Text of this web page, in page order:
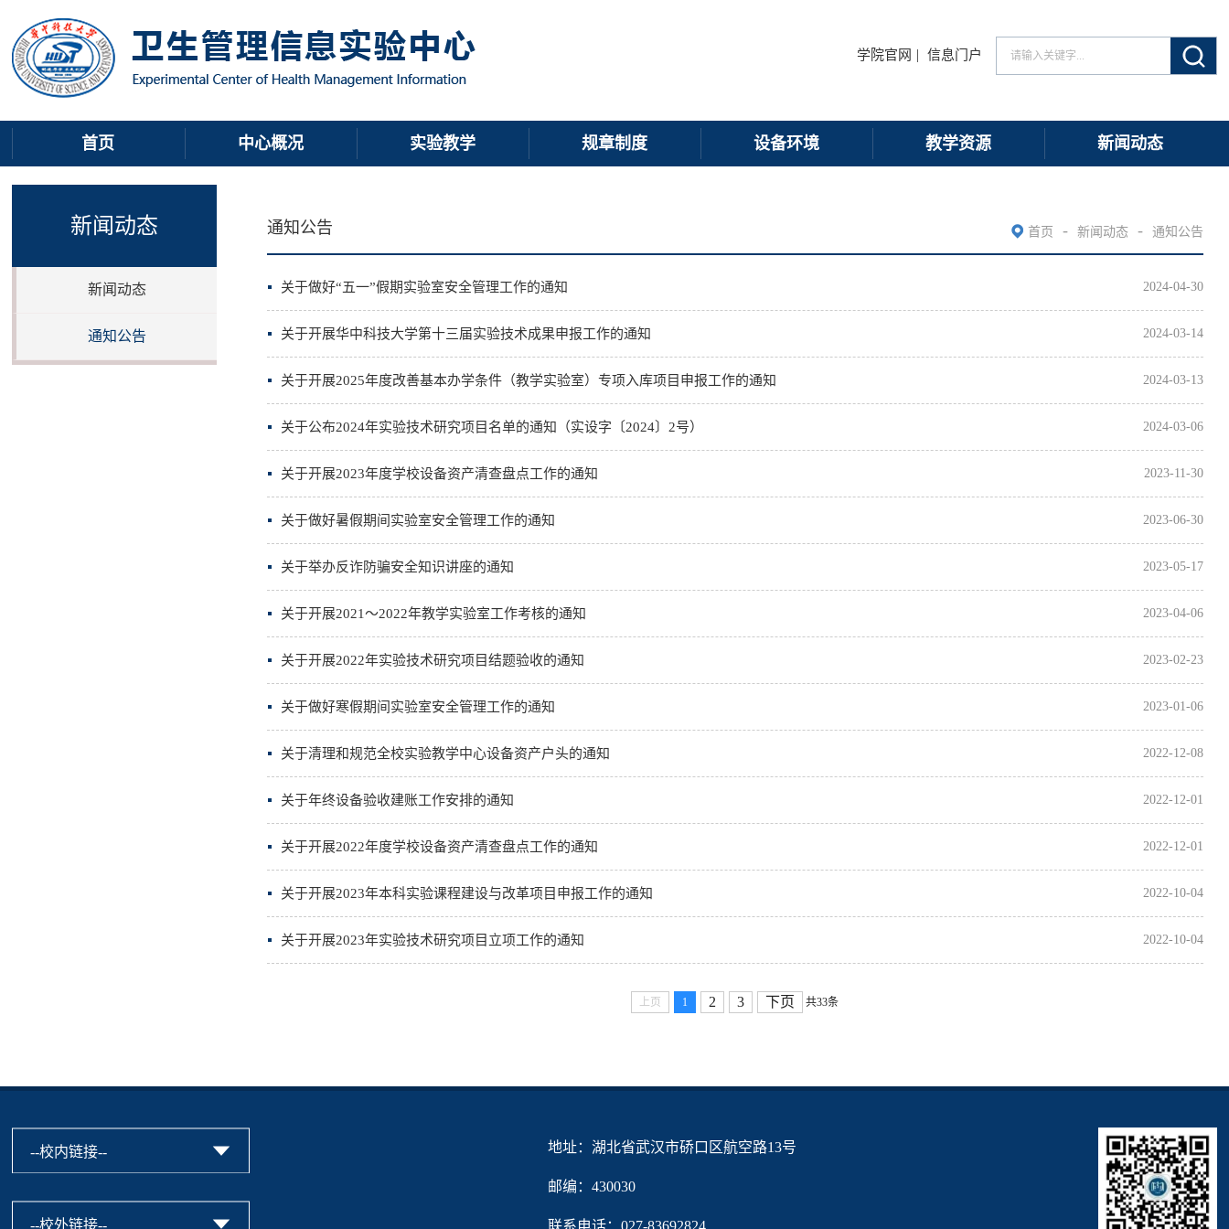
学院官网 | 信息门户
首页 中心概况 实验教学 规章制度 设备环境 教学资源 新闻动态
新闻动态
新闻动态
通知公告
通知公告 首页 - 新闻动态 - 通知公告
关于做好“五一”假期实验室安全管理工作的通知 2024-04-30
关于开展华中科技大学第十三届实验技术成果申报工作的通知 2024-03-14
关于开展2025年度改善基本办学条件（教学实验室）专项入库项目申报工作的通知 2024-03-13
关于公布2024年实验技术研究项目名单的通知（实设字〔2024〕2号） 2024-03-06
关于开展2023年度学校设备资产清查盘点工作的通知 2023-11-30
关于做好暑假期间实验室安全管理工作的通知 2023-06-30
关于举办反诈防骗安全知识讲座的通知 2023-05-17
关于开展2021～2022年教学实验室工作考核的通知 2023-04-06
关于开展2022年实验技术研究项目结题验收的通知 2023-02-23
关于做好寒假期间实验室安全管理工作的通知 2023-01-06
关于清理和规范全校实验教学中心设备资产户头的通知 2022-12-08
关于年终设备验收建账工作安排的通知 2022-12-01
关于开展2022年度学校设备资产清查盘点工作的通知 2022-12-01
关于开展2023年本科实验课程建设与改革项目申报工作的通知 2022-10-04
关于开展2023年实验技术研究项目立项工作的通知 2022-10-04
上页 1 2 3 下页 共33条
地址：湖北省武汉市硚口区航空路13号
邮编：430030
联系电话：027-83692824